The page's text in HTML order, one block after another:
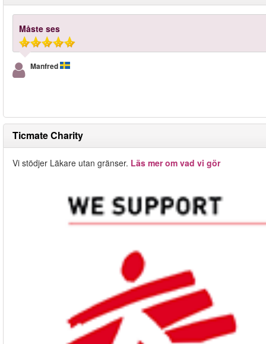
Måste ses
Manfred
Ticmate Charity
Vi stödjer Läkare utan gränser. Läs mer om vad vi gör